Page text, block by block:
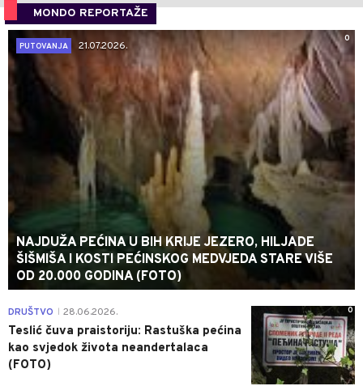
MONDO REPORTAŽE
0
PUTOVANJA
21.07.2026.
NAJDUŽA PEĆINA U BIH KRIJE JEZERO, HILJADE
ŠIŠMIŠA I KOSTI PEĆINSKOG MEDVJEDA STARE VIŠE
OD 20.000 GODINA (FOTO)
0
DRUŠTVO 28.06.2026.
Teslić čuva praistoriju: Rastuška pećina
kao svjedok života neandertalaca
(FOTO)